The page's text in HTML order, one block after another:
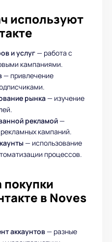
используют
и услуг— работа с
кампаниями.
— привлечение
рынка— изучение
рекламой—
кампаний.
— использование
процессов.
в Noves
аккаунтов— разные